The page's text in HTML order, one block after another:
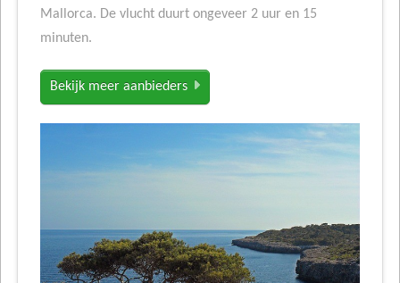
Mallorca. De vlucht duurt ongeveer 2 uur en 15
minuten.
Bekijk meer aanbieders